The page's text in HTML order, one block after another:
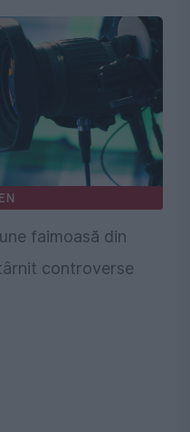
faimoasă din
controverse